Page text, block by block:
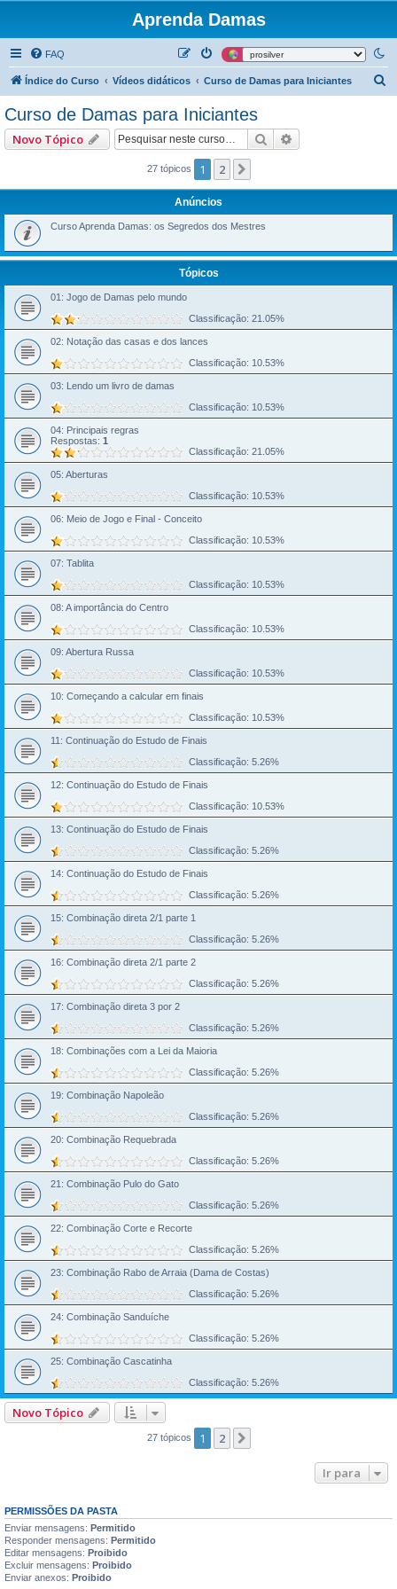
Aprenda Damas
FAQ
Índice do Curso Vídeos didáticos Curso de Damas para Iniciantes
r
Curso de Damas para Iniciantes
Novo Tópico Pesquisar
27 tópicos 1 2
Anúncios
Curso Aprenda Damas: os Segredos dos Mestres
Tópicos
01: Jogo de Damas pelo mundo
Classificação: 21.05%
02: Notação das casas e dos lances
Classificação: 10.53%
03: Lendo um livro de damas
Classificação: 10.53%
04: Principais regras
Respostas: 1
Classificação: 21.05%
05: Aberturas
Classificação: 10.53%
06: Meio de Jogo e Final - Conceito
Classificação: 10.53%
07: Tablita
Classificação: 10.53%
08: A importância do Centro
Classificação: 10.53%
09: Abertura Russa
Classificação: 10.53%
10: Começando a calcular em finais
Classificação: 10.53%
11: Continuação do Estudo de Finais
Classificação: 5.26%
12: Continuação do Estudo de Finais
Classificação: 10.53%
13: Continuação do Estudo de Finais
Classificação: 5.26%
14: Continuação do Estudo de Finais
Classificação: 5.26%
15: Combinação direta 2/1 parte 1
Classificação: 5.26%
16: Combinação direta 2/1 parte 2
Classificação: 5.26%
17: Combinação direta 3 por 2
Classificação: 5.26%
18: Combinações com a Lei da Maioria
Classificação: 5.26%
19: Combinação Napoleão
Classificação: 5.26%
20: Combinação Requebrada
Classificação: 5.26%
21: Combinação Pulo do Gato
Classificação: 5.26%
22: Combinação Corte e Recorte
Classificação: 5.26%
23: Combinação Rabo de Arraia (Dama de Costas)
Classificação: 5.26%
24: Combinação Sanduíche
Classificação: 5.26%
25: Combinação Cascatinha
Classificação: 5.26%
Novo Tópico
27 tópicos 1 2
Ir para
PERMISSÕES DA PASTA
Enviar mensagens: Permitido
Responder mensagens: Permitido
Editar mensagens: Proibido
Excluir mensagens: Proibido
Enviar anexos: Proibido